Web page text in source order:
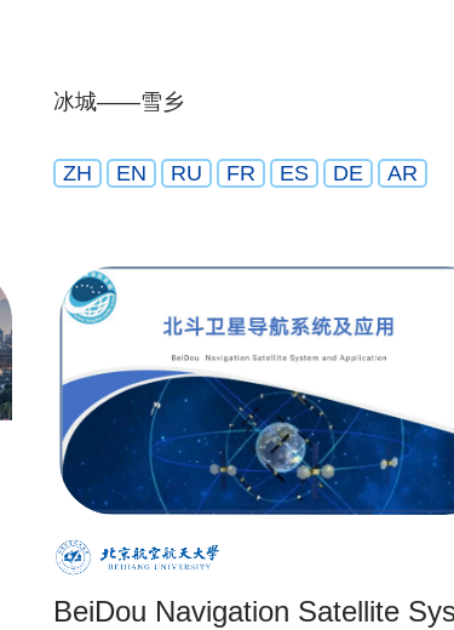
冰城——雪乡
ZH EN RU FR ES DE AR
BeiDou Navigation Satellite